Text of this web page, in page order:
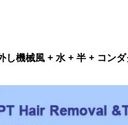
機械風 + 水 + 半 + コン